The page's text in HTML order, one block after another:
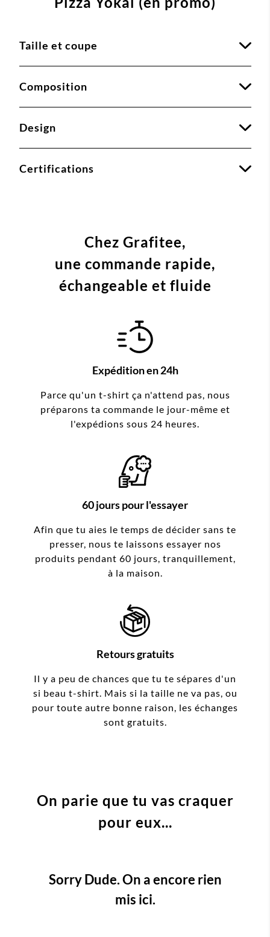
Taille et coupe
Composition
Design
Certifications
Chez Grafitee,
une commande rapide,
échangeable et fluide
Expédition en 24h
Parce qu'un t-shirt ça n'attend pas, nous
préparons ta commande le jour-même et
l'expédions sous 24 heures.
60 jours pour l'essayer
Afin que tu aies le temps de décider sans te
presser, nous te laissons essayer nos
produits pendant 60 jours, tranquillement,
à la maison.
Retours gratuits
Il y a peu de chances que tu te sépares d'un
si beau t-shirt. Mais si la taille ne va pas, ou
pour toute autre bonne raison, les échanges
sont gratuits.
On parie que tu vas craquer
pour eux...
Sorry Dude. On a encore rien
mis ici.